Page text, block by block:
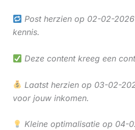
Post herzien op 02-02-
kennis.
Deze content kreeg een
Laatst herzien op 03-02-
voor jouw inkomen.
Kleine optimalisatie op 04-